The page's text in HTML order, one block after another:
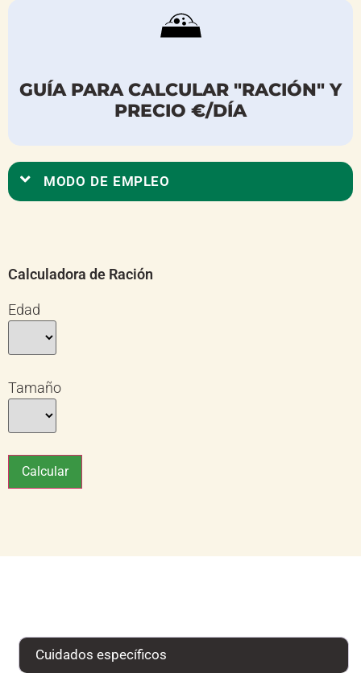
GUÍA PARA CALCULAR "RACIÓN" Y
PRECIO €/DÍA
MODO DE EMPLEO
Calculadora de Ración
Edad
Tamaño
Calcular
Cuidados específicos